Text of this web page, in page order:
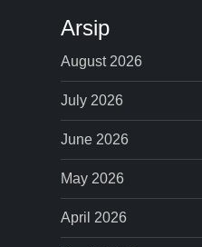
v
i
g
a
t
Arsip
August 2026
July 2026
June 2026
May 2026
April 2026